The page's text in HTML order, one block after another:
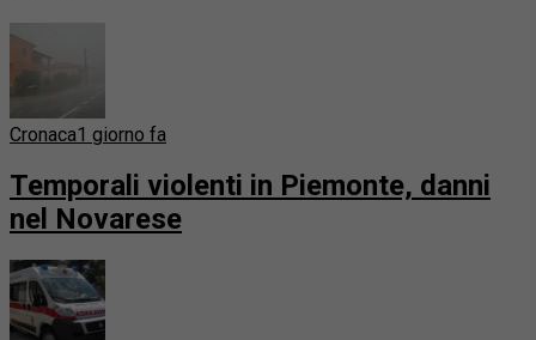
Cronaca1 giorno fa
Temporali violenti in Piemonte, danni
nel Novarese